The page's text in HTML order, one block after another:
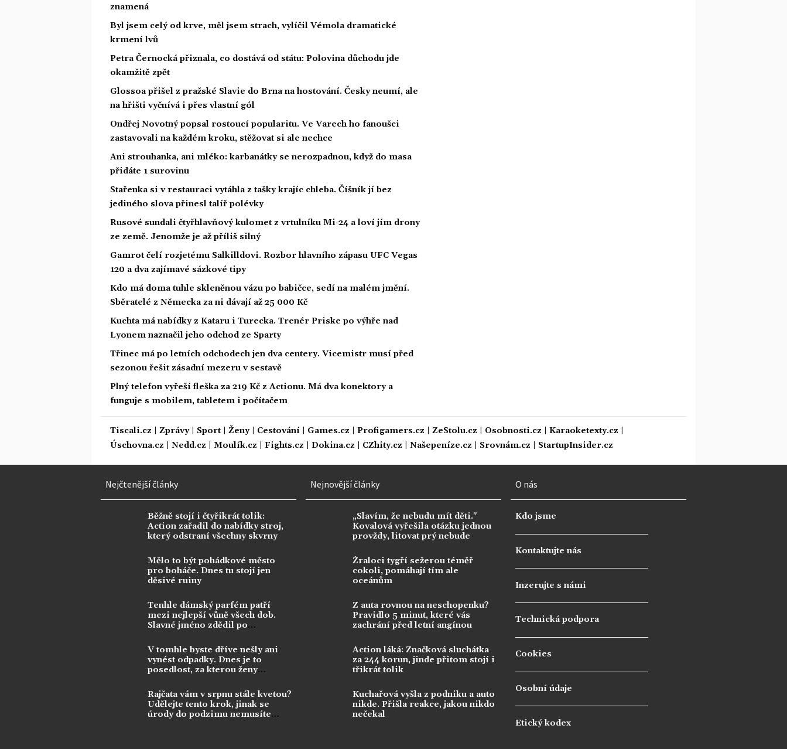
znamená
Byl jsem celý od krve, měl jsem strach, vylíčil Vémola dramatické
krmení lvů
Petra Černocká přiznala, co dostává od státu: Polovina důchodu jde
okamžitě zpět
Glossoa přišel z pražské Slavie do Brna na hostování. Česky neumí, ale
na hřišti vyčnívá i přes vlastní gól
Ondřej Novotný popsal rostoucí popularitu. Ve Varech ho fanoušci
zastavovali na každém kroku, stěžovat si ale nechce
Ani strouhanka, ani mléko: karbanátky se nerozpadnou, když do masa
přidáte 1 surovinu
Stařenka si v restauraci vytáhla z tašky krajíc chleba. Číšník jí bez
jediného slova přinesl talíř polévky
Rusové sundali čtyřhlavňový kulomet z vrtulníku Mi-24 a loví jím drony
ze země. Jenomže je až příliš silný
Gamrot čelí rozjetému Salkilldovi. Rozbor hlavního zápasu UFC Vegas
120 a dva zajímavé sázkové tipy
Kdo má doma tuhle skleněnou vázu po babičce, sedí na malém jmění.
Sběratelé z Německa za ni dávají až 25 000 Kč
Kuchta má nabídky z Kataru i Turecka. Trenér Priske po výhře nad
Lyonem naznačil jeho odchod ze Sparty
Třinec má po letních odchodech jen dva centery. Vicemistr musí před
sezonou řešit zásadní mezeru v sestavě
Plný telefon vyřeší fleška za 219 Kč z Actionu. Má dva konektory a
funguje s mobilem, tabletem i počítačem
Tiscali.cz Zprávy| Sport| Ženy| Cestování Games.cz Profigamers.cz ZeStolu.cz Osobnosti.cz Karaoketexty.cz
Úschovna.cz
Nedd.cz Moulík.cz Fights.cz Dokina.cz CZhity.cz Našepeníze.cz Srovnám.cz StartupInsider.cz
Nejčtenější články
Běžně stojí i čtyřikrát tolik:
Action zařadil do nabídky stroj,
který odstraní všechny skvrny
Mělo to být pohádkové město
pro boháče. Dnes tu stojí jen
děsivé ruiny
Tenhle dámský parfém patří
mezi nejlepší vůně všech dob.
Slavné jméno zdědil po
V tomhle byste dříve nešly ani
vynést odpadky. Dnes je to
posedlost, za kterou ženy
Rajčata vám v srpnu stále kvetou?
Udělejte tento krok, jinak se
úrody do podzimu nemusíte
Nejnovější články
„Slavím, že nebudu mít děti."
Kovalová vyřešila otázku jednou
provždy, litovat prý nebude
Žraloci tygří sežerou téměř
cokoli, pomáhají tím ale
oceánům
Z auta rovnou na neschopenku?
Pravidlo 5 minut, které vás
zachrání před letní angínou
Action láká: Značková sluchátka
za 244 korun, jinde přitom stojí i
třikrát tolik
Kuchařová vyšla z podniku a auto
nikde. Přišla reakce, jakou nikdo
nečekal
O nás
Kdo jsme
Kontaktujte nás
Inzerujte s námi
Technická podpora
Cookies
Osobní údaje
Etický kodex